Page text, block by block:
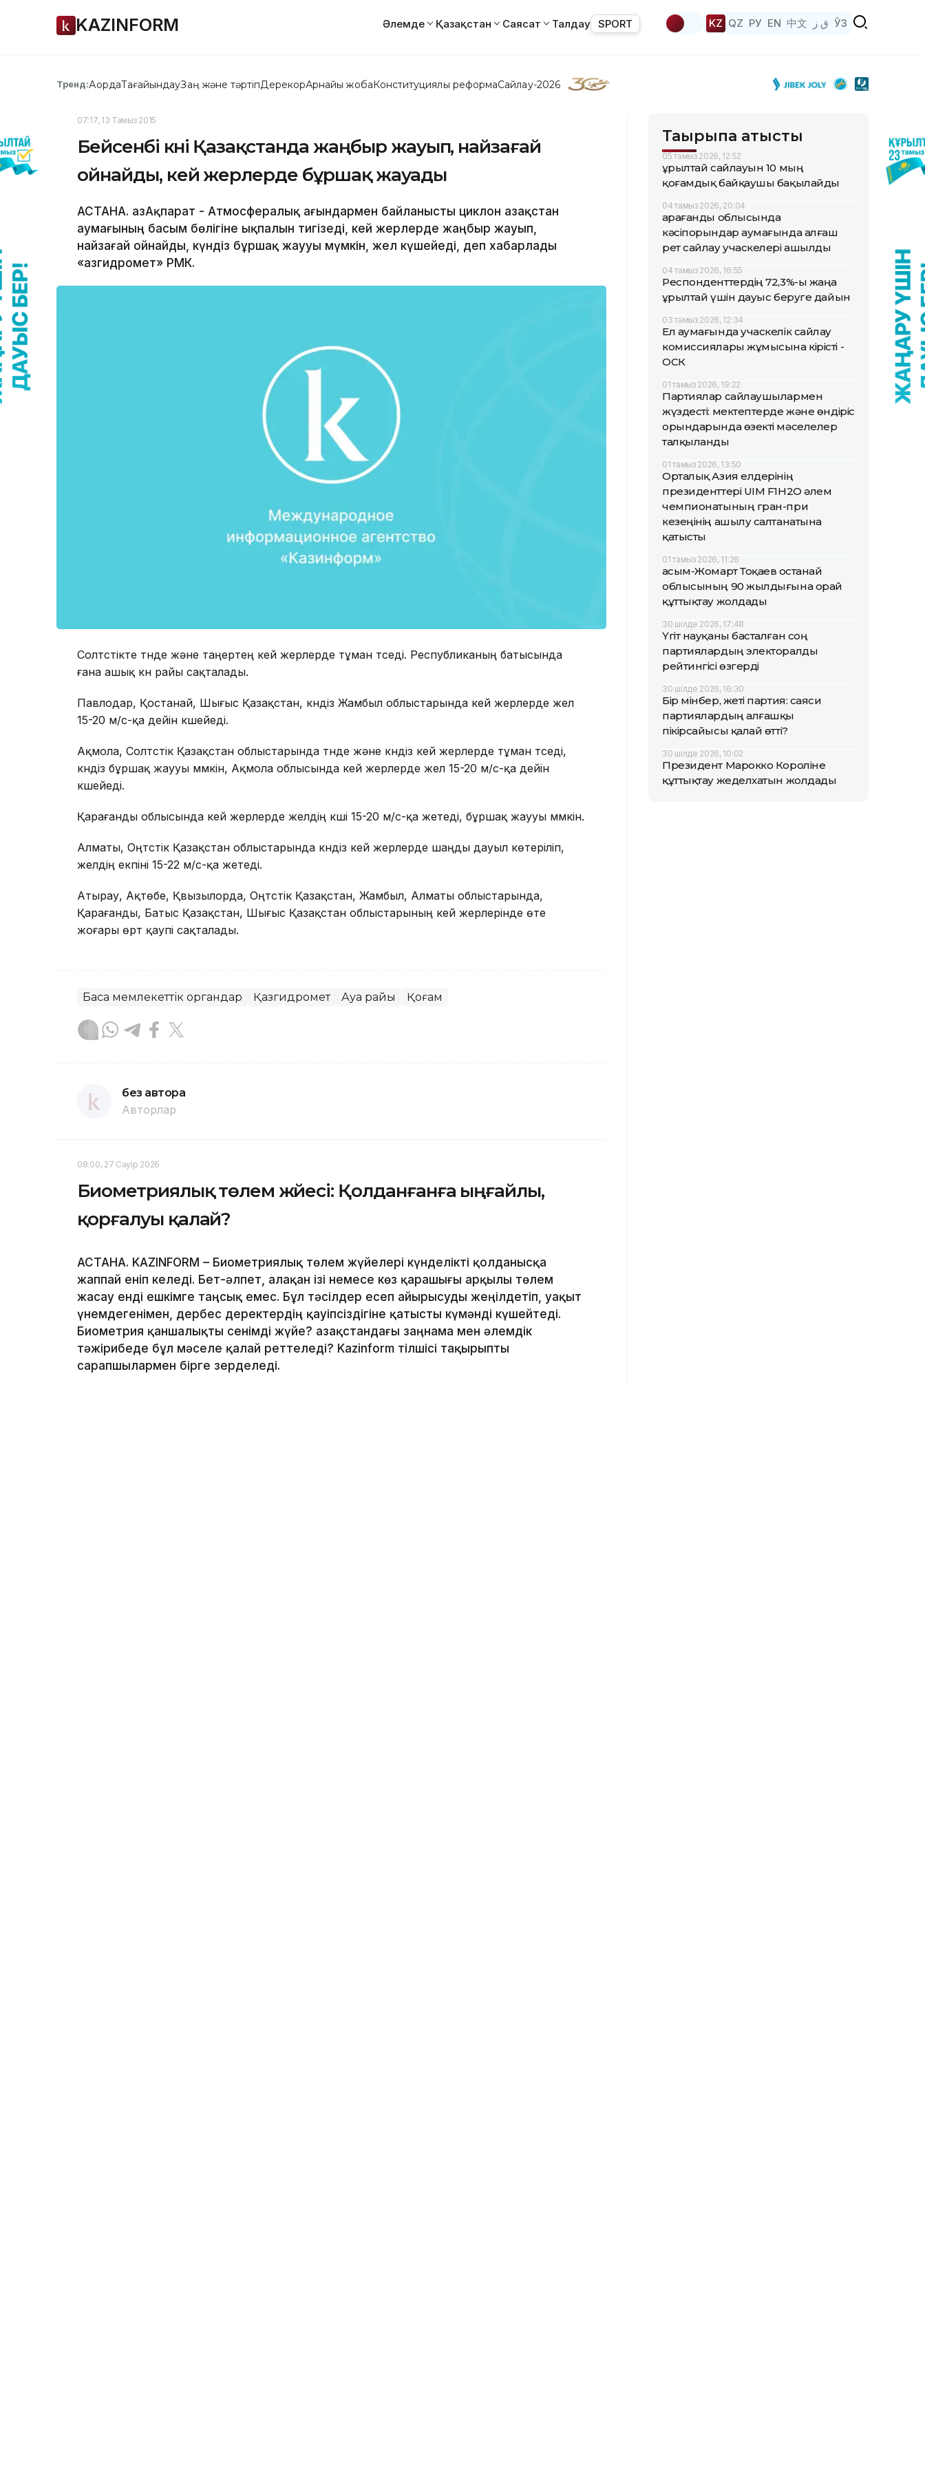
KAZINFORM Әлемде Қазақстан Саясат Талдау SPORT KZ QZ РУ EN 中文 ق ز ЎЗ
Тренд:АқордаТағайындауЗаң және тәртіпДерекқорАрнайы жобаКонституциялық реформаСайлау-2026
07:17, 13 Тамыз 2015
Бейсенбі күні Қазақстанда жаңбыр жауып, найзағай
ойнайды, кей жерлерде бұршақ жауады
АСТАНА. ҚазАқпарат - Атмосфералық ағындармен байланысты циклон Қазақстан
аумағының басым бөлігіне ықпалын тигізеді, кей жерлерде жаңбыр жауып,
найзағай ойнайды, күндіз бұршақ жаууы мүмкін, жел күшейеді, деп хабарлады
«Қазгидромет» РМК.
Солтүстікте түнде және таңертең кей жерлерде тұман түседі. Республиканың батысында
ғана ашық күн райы сақталады.
Павлодар, Қостанай, Шығыс Қазақстан, күндіз Жамбыл облыстарында кей жерлерде жел
15-20 м/с-қа дейін күшейеді.
Ақмола, Солтүстік Қазақстан облыстарында түнде және күндіз кей жерлерде тұман түседі,
күндіз бұршақ жаууы мүмкін, Ақмола облысында кей жерлерде жел 15-20 м/с-қа дейін
күшейеді.
Қарағанды облысында кей жерлерде желдің күші 15-20 м/с-қа жетеді, бұршақ жаууы мүмкін.
Алматы, Оңтүстік Қазақстан облыстарында күндіз кей жерлерде шаңды дауыл көтеріліп,
желдің екпіні 15-22 м/с-қа жетеді.
Атырау, Ақтөбе, Қвызылорда, Оңтүстік Қазақстан, Жамбыл, Алматы облыстарында,
Қарағанды, Батыс Қазақстан, Шығыс Қазақстан облыстарының кей жерлерінде өте
жоғары өрт қаупі сақталады.
Басқа мемлекеттік органдар Қазгидромет Ауа райы Қоғам
без автора
Авторлар
08:00, 27 Сәуір 2026
Биометриялық төлем жүйесі: Қолданғанға ыңғайлы,
қорғалуы қалай?
АСТАНА. KAZINFORM – Биометриялық төлем жүйелері күнделікті қолданысқа
жаппай еніп келеді. Бет-әлпет, алақан ізі немесе көз қарашығы арқылы төлем
жасау енді ешкімге таңсық емес. Бұл тәсілдер есеп айырысуды жеңілдетіп, уақыт
үнемдегенімен, дербес деректердің қауіпсіздігіне қатысты күмәнді күшейтеді.
Биометрия қаншалықты сенімді жүйе? Қазақстандағы заңнама мен әлемдік
тәжірибеде бұл мәселе қалай реттеледі? Kazinform тілшісі тақырыпты
сарапшылармен бірге зерделеді.
Тақырыпқа қатысты
05 тамыз 2026, 12:52
Құрылтай сайлауын 10 мың
қоғамдық байқаушы бақылайды
04 тамыз 2026, 20:04
Қарағанды облысында
кәсіпорындар аумағында алғаш
рет сайлау учаскелері ашылды
04 тамыз 2026, 16:55
Респонденттердің 72,3%-ы жаңа
Құрылтай үшін дауыс беруге дайын
03 тамыз 2026, 12:34
Ел аумағында учаскелік сайлау
комиссиялары жұмысына кірісті -
ОСК
01 тамыз 2026, 19:22
Партиялар сайлаушылармен
жүздесті: мектептерде және өндіріс
орындарында өзекті мәселелер
талқыланды
01 тамыз 2026, 13:50
Орталық Азия елдерінің
президенттері UIM F1H2O әлем
чемпионатының гран-при
кезеңінің ашылу салтанатына
қатысты
01 тамыз 2026, 11:26
Қасым-Жомарт Тоқаев Қостанай
облысының 90 жылдығына орай
құттықтау жолдады
30 шілде 2026, 17:48
Үгіт науқаны басталған соң
партиялардың электоралды
рейтингісі өзгерді
30 шілде 2026, 16:30
Бір мінбер, жеті партия: саяси
партиялардың алғашқы
пікірсайысы қалай өтті?
30 шілде 2026, 10:02
Президент Марокко Короліне
құттықтау жеделхатын жолдады